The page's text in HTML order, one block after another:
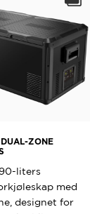
velges
på
ZONE
liters
med
designet for